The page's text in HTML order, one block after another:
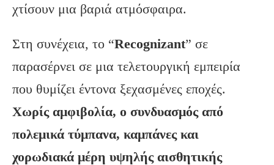
χτίσουν μια βαριά ατμόσφαιρα.
Στη συνέχεια, το “Recognizant” σε
παρασέρνει σε μια τελετουργική εμπειρία
που θυμίζει έντονα ξεχασμένες εποχές.
Χωρίς αμφιβολία, ο συνδυασμός από
πολεμικά τύμπανα, καμπάνες και
χορωδιακά μέρη υψηλής αισθητικής